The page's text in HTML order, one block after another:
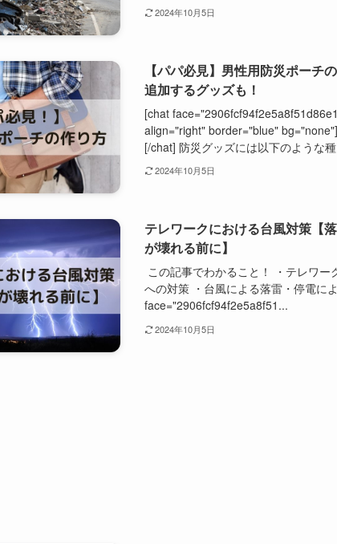
2024年10月5日
【パパ必見】男性用防災ポーチ
追加するグッズも！
[chat
align="right" border="blue"
[/chat] 防災グッズには以下のような
2024年10月5日
テレワークにおける台風対策【
が壊れる前に】
この記事でわかること！ ・テレワ
への対策 ・台風による落雷・停電
face="2906fcf94f2e5a8f51...
2024年10月5日